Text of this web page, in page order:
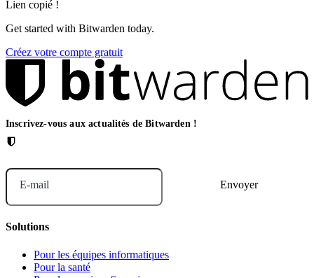
Lien copié !
Get started with Bitwarden today.
Créez votre compte gratuit
Inscrivez-vous aux actualités de Bitwarden !
E-mail
Solutions
Pour les équipes informatiques
Pour la santé